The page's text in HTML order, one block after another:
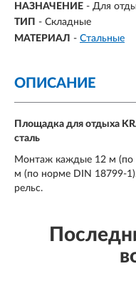
НАЗНАЧЕНИЕ - Для
ТИП - Складные
МАТЕРИАЛ - Стальные
ОПИСАНИЕ
Площадка для отдыха
сталь
Монтаж каждые 12 м (по
м (по норме DIN 18799-
рельс.